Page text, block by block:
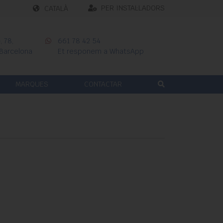
CATALÀ PER INSTAL·LADORS
661 78 42 54
Et responem a WhatsApp
MARQUES CONTACTAR